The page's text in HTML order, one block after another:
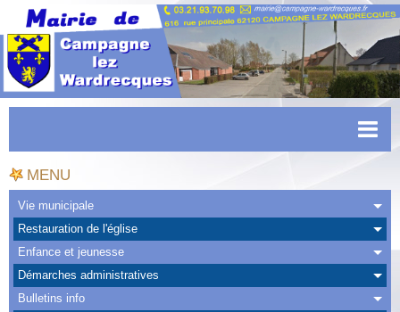
Accueil
Actualités
Facebook
CAPSO
Urbanisme
MENU
Vie municipale
Restauration de l'église
Enfance et jeunesse
Démarches administratives
Bulletins info